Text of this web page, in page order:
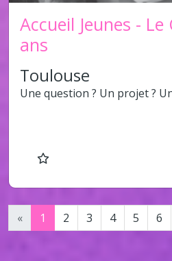
Accueil Jeunes -
ans
Toulouse
Une question ? Un projet ?
« 1 2 3 4 5 6